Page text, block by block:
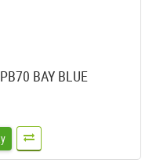
BAY BLUE